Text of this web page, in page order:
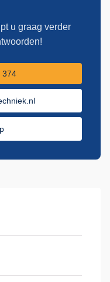
u graag verder
374